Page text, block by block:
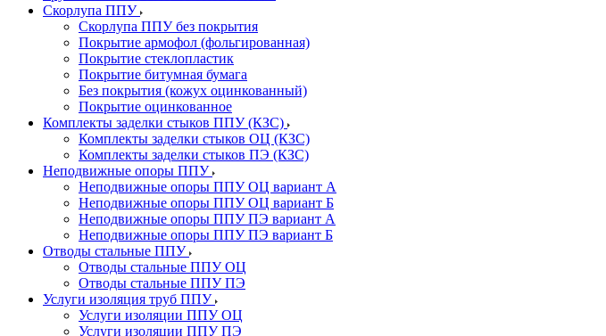
Скорлупа ППУ
Скорлупа ППУ без покрытия
Покрытие армофол (фольгированная)
Покрытие стеклопластик
Покрытие битумная бумага
Без покрытия (кожух оцинкованный)
Покрытие оцинкованное
Комплекты заделки стыков ППУ (КЗС)
Комплекты заделки стыков ОЦ (КЗС)
Комплекты заделки стыков ПЭ (КЗС)
Неподвижные опоры ППУ
Неподвижные опоры ППУ ОЦ вариант А
Неподвижные опоры ППУ ОЦ вариант Б
Неподвижные опоры ППУ ПЭ вариант А
Неподвижные опоры ППУ ПЭ вариант Б
Отводы стальные ППУ
Отводы стальные ППУ ОЦ
Отводы стальные ППУ ПЭ
Услуги изоляция труб ППУ
Услуги изоляции ППУ ОЦ
Услуги изоляции ППУ ПЭ